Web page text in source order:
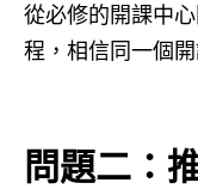
從必修的開課中
程，相信同一個
問題二：